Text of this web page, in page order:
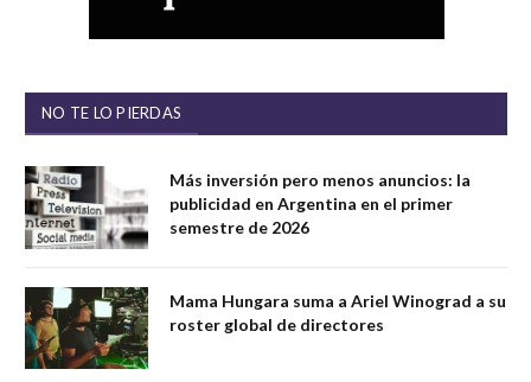
NO TE LO PIERDAS
Más inversión pero menos anuncios: la
publicidad en Argentina en el primer
semestre de 2026
Mama Hungara suma a Ariel Winograd a su
roster global de directores